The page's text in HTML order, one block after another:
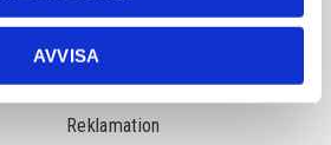
AVVISAKöpvillkor
Policy & cookies
Reklamation